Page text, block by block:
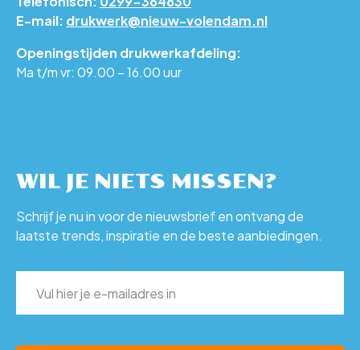
E-mail: drukwerk@nieuw-volendam.nl
Openingstijden drukwerkafdeling:
Ma t/m vr: 09.00 – 16.00 uur
WIL JE NIETS MISSEN?
Schrijf je nu in voor de nieuwsbrief en ontvang de
laatste trends, inspiratie en de beste aanbiedingen.
E-
mailadres
(Vereist)